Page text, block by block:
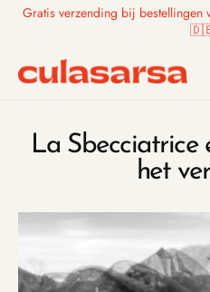
SkipGratis verzending bij
La Sbecciatrice
het